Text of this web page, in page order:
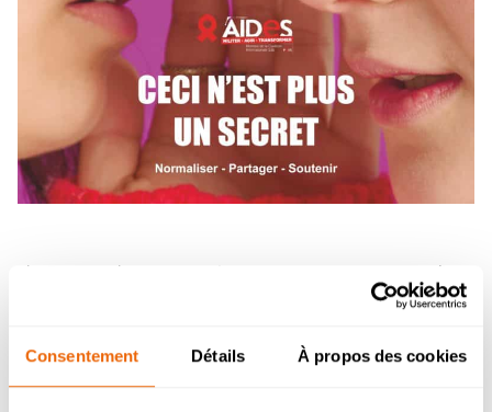
Consentement Détails À propos des cookies
L’exercice s’avère extrêmement formateur car les
étudiants mettent en place un certain nombre
d’acquis non seulement techniques concernant la
également théoriques sur la portée de la
réalisation des visuels destinés à l’espace